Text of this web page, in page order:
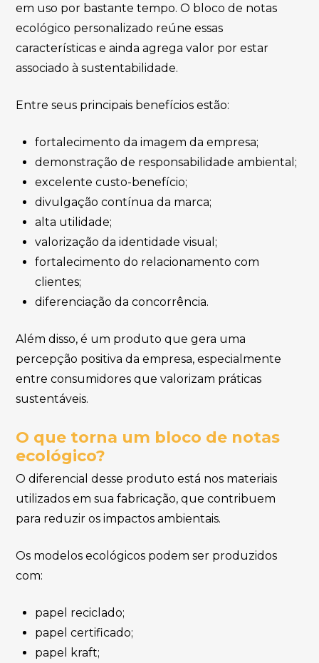
em uso por bastante tempo. O bloco de notas
ecológico personalizado reúne essas
características e ainda agrega valor por estar
associado à sustentabilidade.
Entre seus principais benefícios estão:
fortalecimento da imagem da empresa;
demonstração de responsabilidade ambiental;
excelente custo-benefício;
divulgação contínua da marca;
alta utilidade;
valorização da identidade visual;
fortalecimento do relacionamento com
clientes;
diferenciação da concorrência.
Além disso, é um produto que gera uma
percepção positiva da empresa, especialmente
entre consumidores que valorizam práticas
sustentáveis.
O que torna um bloco de notas
ecológico?
O diferencial desse produto está nos materiais
utilizados em sua fabricação, que contribuem
para reduzir os impactos ambientais.
Os modelos ecológicos podem ser produzidos
com:
papel reciclado;
papel certificado;
papel kraft;